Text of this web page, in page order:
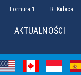
Formuła 1 R. Kubica
AKTUALNOŚCI